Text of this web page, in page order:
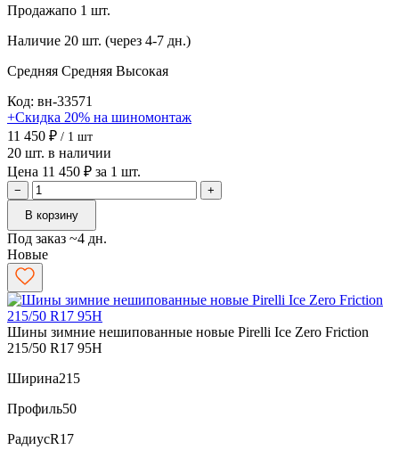
Продажапо 1 шт.
Наличие 20 шт. (через 4-7 дн.)
Средняя Средняя Высокая
Код: вн-33571
+Скидка 20% на шиномонтаж
11 450 ₽ / 1 шт
20 шт. в наличии
Цена 11 450 ₽ за 1 шт.
−
+
В корзину
Под заказ ~4 дн.
Новые
Шины зимние нешипованные новые Pirelli Ice Zero Friction
215/50 R17 95H
Ширина215
Профиль50
РадиусR17